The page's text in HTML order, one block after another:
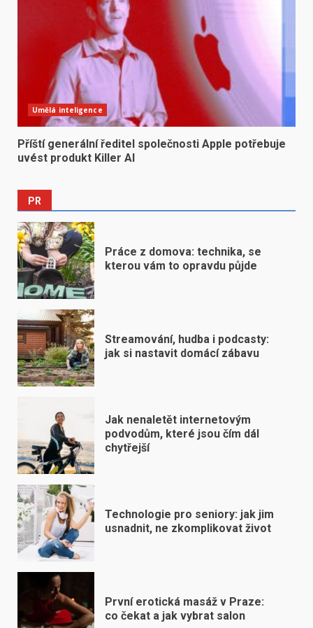
Umělá inteligence
Příští generální ředitel společnosti Apple potřebuje
uvést produkt Killer AI
PR
Práce z domova: technika, se
kterou vám to opravdu půjde
Streamování, hudba i podcasty:
jak si nastavit domácí zábavu
Jak nenaletět internetovým
podvodům, které jsou čím dál
chytřejší
Technologie pro seniory: jak jim
usnadnit, ne zkomplikovat život
První erotická masáž v Praze:
co čekat a jak vybrat salon